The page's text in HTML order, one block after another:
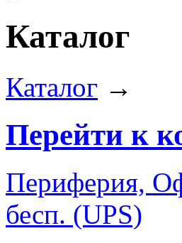
Каталог
Каталог →
Перейти к
Периферия,
бесп. (UPS)